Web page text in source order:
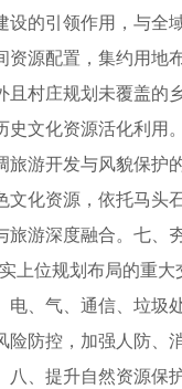
的引领作用，与
源配置，集约用
村庄规划未覆盖
文化资源活化利
游开发与风貌保
化资源，依托马头
游深度融合。七、
上位规划布局的重
、气、通信、垃
防控，加强人防
、提升自然资源